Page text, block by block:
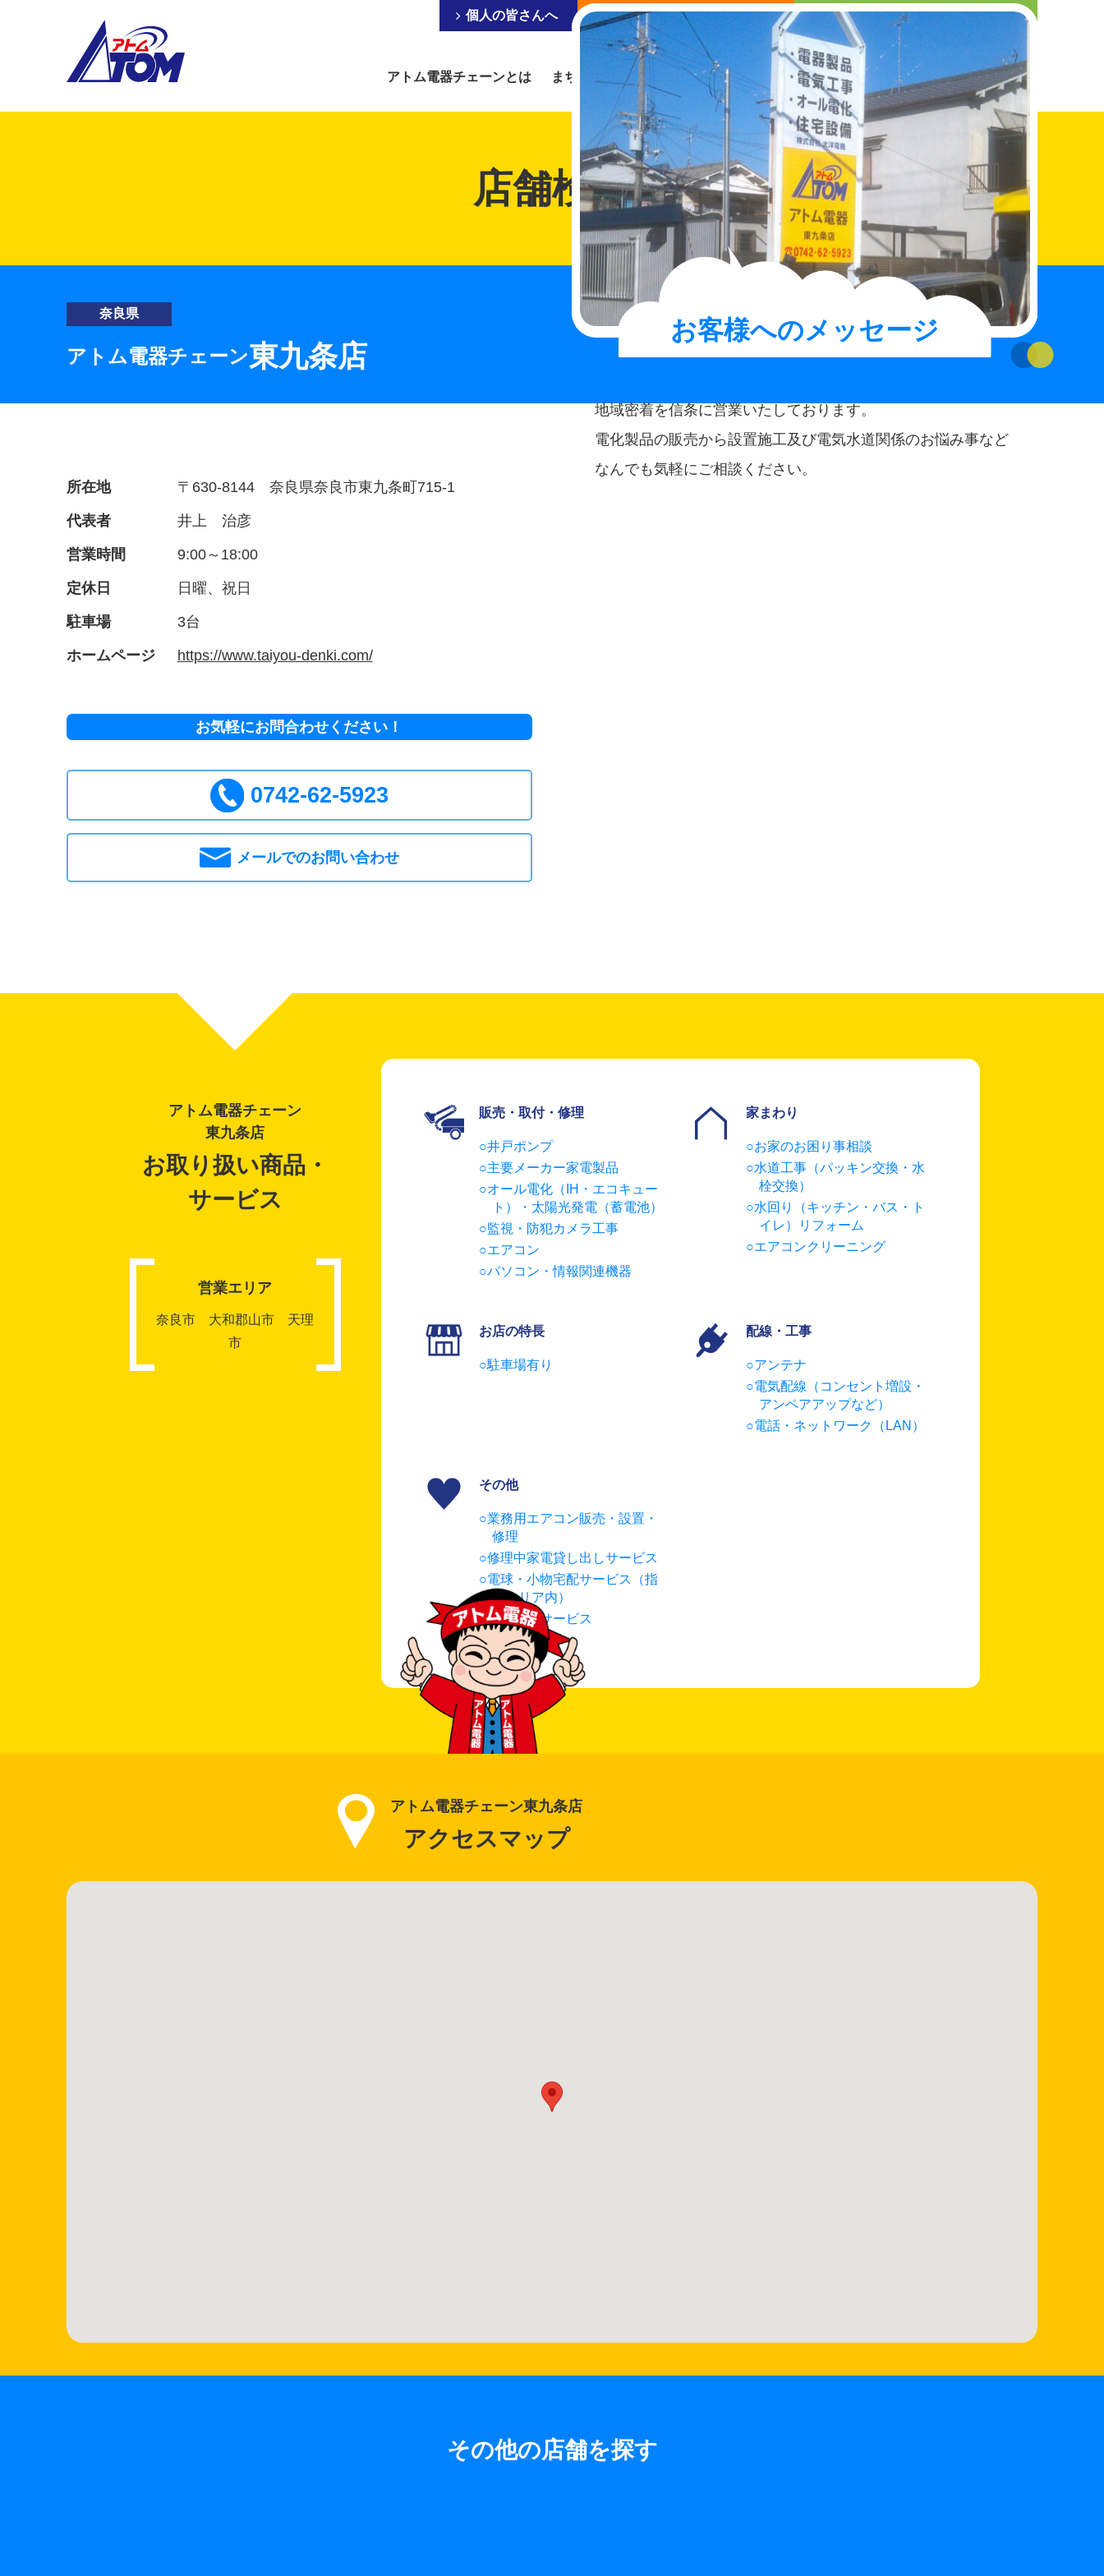
アトム電器チェーンとは まちの電器屋にできること お知らせ 店舗検索 お買得情報 お問い合わせ
個人の皆さんへ 事業を営まれている皆さんへ まちの電器屋さんになりたい人へ
店舗検索
奈良県
アトム電器チェーン東九条店
所在地 〒630-8144 奈良県奈良市東九条町715-1
代表者 井上 治彦
営業時間 9:00～18:00
定休日 日曜、祝日
駐車場 3台
ホームページ https://www.taiyou-denki.com/
お気軽にお問合わせください！
0742-62-5923
メールでのお問い合わせ
お客様へのメッセージ
地域密着を信条に営業いたしております。
電化製品の販売から設置施工及び電気水道関係のお悩み事など
なんでも気軽にご相談ください。
アトム電器チェーン
東九条店
お取り扱い商品・
サービス
営業エリア
奈良市 大和郡山市 天理
市
販売・取付・修理
井戸ポンプ
主要メーカー家電製品
オール電化（IH・エコキュー
ト）・太陽光発電（蓄電池）
監視・防犯カメラ工事
エアコン
パソコン・情報関連機器
家まわり
お家のお困り事相談
水道工事（パッキン交換・水
栓交換）
水回り（キッチン・バス・ト
イレ）リフォーム
エアコンクリーニング
お店の特長
駐車場有り
配線・工事
アンテナ
電気配線（コンセント増設・
アンペアアップなど）
電話・ネットワーク（LAN）
その他
業務用エアコン販売・設置・
修理
修理中家電貸し出しサービス
電球・小物宅配サービス（指
定エリア内）
延長保証サービス
古物商
アトム電器チェーン東九条店
アクセスマップ
その他の店舗を探す